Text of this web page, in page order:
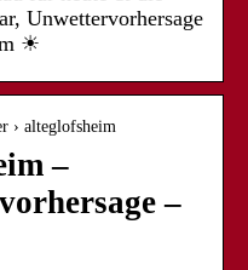
Unwettervorhersage
☀
› alteglofsheim
–
–